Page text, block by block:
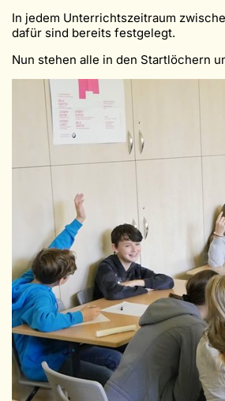
In jedem Unterrichtszeitraum
dafür sind bereits festgelegt.
Nun stehen alle in den Startlöchern